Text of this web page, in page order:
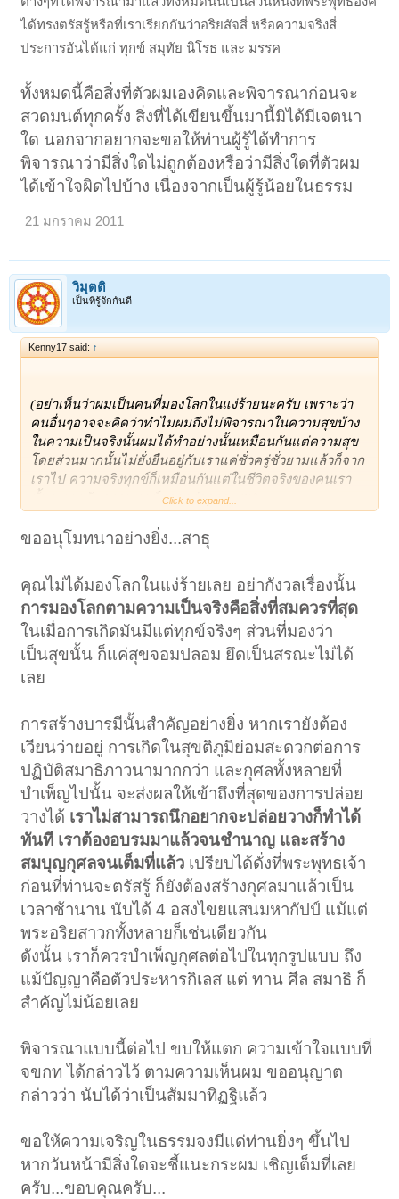
ได้ทรงตรัสรู้หรือที่เราเรียกกันว่าอริยสัจสี่ หรือความจริงสี่
ประการอันได้แก่ ทุกข์ สมุทัย นิโรธ และ มรรค
ทั้งหมดนี้คือสิ่งที่ตัวผมเองคิดและพิจารณาก่อนจะ
สวดมนต์ทุกครั้ง สิ่งที่ได้เขียนขึ้นมานี้มิได้มีเจตนา
ใด นอกจากอยากจะขอให้ท่านผู้รู้ได้ทำการ
พิจารณาว่ามีสิ่งใดไม่ถูกต้องหรือว่ามีสิ่งใดที่ตัวผม
ได้เข้าใจผิดไปบ้าง เนื่องจากเป็นผู้รู้น้อยในธรรม
21 มกราคม 2011
วิมุตติ
เป็นที่รู้จักกันดี
Kenny17 said: ↑
(อย่าเห็นว่าผมเป็นคนที่มองโลกในแง่ร้ายนะครับ เพราะว่า
คนอื่นๆอาจจะคิดว่าทำไมผมถึงไม่พิจารณาในความสุขบ้าง
ในความเป็นจริงนั้นผมได้ทำอย่างนั้นเหมือนกันแต่ความสุข
โดยส่วนมากนั้นไม่ยั่งยืนอยู่กับเราแค่ชั่วครู่ชั่วยามแล้วก็จาก
เราไป ความจริงทุกข์ก็เหมือนกันแต่ในชีวิตจริงของคนเรา
นั้นจะเจอกับความทุกข์มากกว่าความสุข)
ทั้งหมดนี้คือสิ่งที่ตัวผมเองคิดและพิจารณาก่อนจะสวดมนต์ทุกครั้ง สิ่งที่ได้
เขียนขึ้นมานี้มิได้มีเจตนาใด นอกจากอยากจะขอให้ท่านผู้รู้ได้ทำการ
พิจารณาว่ามีสิ่งใดไม่ถูกต้องหรือว่ามีสิ่งใดที่ตัวผมได้เข้าใจผิดไปบ้าง
เนื่องจากเป็นผู้รู้น้อยในธรรม
Click to expand...
ขออนุโมทนาอย่างยิ่ง...สาธุ
คุณไม่ได้มองโลกในแง่ร้ายเลย อย่ากังวลเรื่องนั้น
การมองโลกตามความเป็นจริงคือสิ่งที่สมควรที่สุด
ในเมื่อการเกิดมันมีแต่ทุกข์จริงๆ ส่วนที่มองว่า
เป็นสุขนั้น ก็แค่สุขจอมปลอม ยึดเป็นสรณะไม่ได้
เลย
การสร้างบารมีนั้นสำคัญอย่างยิ่ง หากเรายังต้อง
เวียนว่ายอยู่ การเกิดในสุขติภูมิย่อมสะดวกต่อการ
ปฏิบัติสมาธิภาวนามากกว่า และกุศลทั้งหลายที่
บำเพ็ญไปนั้น จะส่งผลให้เข้าถึงที่สุดของการปล่อย
วางได้ เราไม่สามารถนึกอยากจะปล่อยวางก็ทำได้
ทันที เราต้องอบรมมาแล้วจนชำนาญ และสร้าง
สมบุญกุศลจนเต็มที่แล้ว เปรียบได้ดั่งที่พระพุทธเจ้า
ก่อนที่ท่านจะตรัสรู้ ก็ยังต้องสร้างกุศลมาแล้วเป็น
เวลาช้านาน นับได้ 4 อสงไขยแสนมหากัปป์ แม้แต่
พระอริยสาวกทั้งหลายก็เช่นเดียวกัน
ดังนั้น เราก็ควรบำเพ็ญกุศลต่อไปในทุกรูปแบบ ถึง
แม้ปัญญาคือตัวประหารกิเลส แต่ ทาน ศีล สมาธิ ก็
สำคัญไม่น้อยเลย
พิจารณาแบบนี้ต่อไป ขบให้แตก ความเข้าใจแบบที่
จขกท ได้กล่าวไว้ ตามความเห็นผม ขออนุญาต
กล่าวว่า นับได้ว่าเป็นสัมมาทิฏฐิแล้ว
ขอให้ความเจริญในธรรมจงมีแด่ท่านยิ่งๆ ขึ้นไป
หากวันหน้ามีสิ่งใดจะชี้แนะกระผม เชิญเต็มที่เลย
ครับ...ขอบคุณครับ...